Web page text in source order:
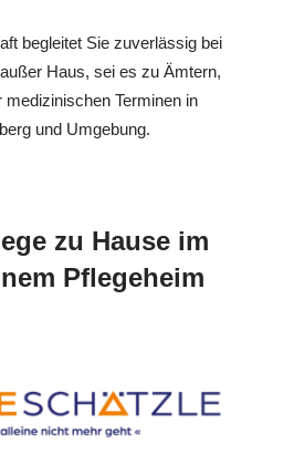
begleitet Sie zuverlässig bei
Haus, sei es zu Ämtern,
medizinischen Terminen in
und Umgebung.
zu Hause im
Pflegeheim